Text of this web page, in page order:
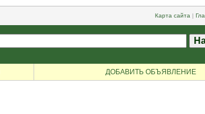
Карта сайта |
ДОБАВИТЬ ОБЪЯВЛЕНИЕ